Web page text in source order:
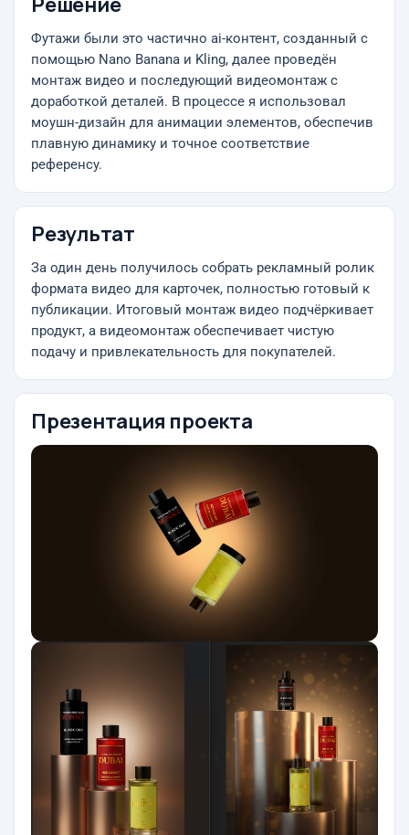
Футажи были это частично ai-контент, созданный с
помощью Nano Banana и Kling, далее проведён
монтаж видео и последующий видеомонтаж с
доработкой деталей. В процессе я использовал
моушн-дизайн для анимации элементов, обеспечив
плавную динамику и точное соответствие
референсу.
Результат
За один день получилось собрать рекламный ролик
формата видео для карточек, полностью готовый к
публикации. Итоговый монтаж видео подчёркивает
продукт, а видеомонтаж обеспечивает чистую
подачу и привлекательность для покупателей.
Презентация проекта